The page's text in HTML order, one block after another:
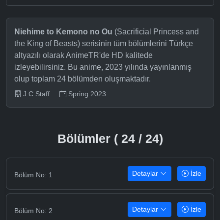
Niehime to Kemono no Ou (Sacrificial Princess and
the King of Beasts) serisinin tüm bölümlerini Türkçe
altyazılı olarak AnimeTR'de HD kalitede
izleyebilirsiniz. Bu anime, 2023 yılında yayınlanmış
olup toplam 24 bölümden oluşmaktadır.
J.C.Staff Spring 2023
Bölümler ( 24 / 24)
Bölüm No: 1 Detaylar İzle
Bölüm No: 2 Detaylar İzle